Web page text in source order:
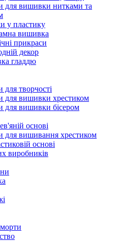
для вишивки нитками та
у пластику
вишивка
прикраси
декор
гладдю
для творчості
для вишивки хрестиком
для вишивки бісером
основі
для вишивання хрестиком
основі
виробників